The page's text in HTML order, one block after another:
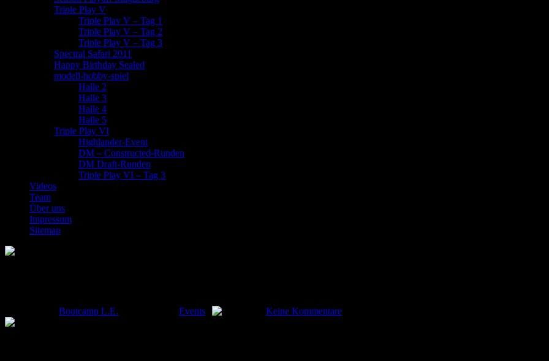
Triple Play V
Triple Plav V – Tag 1
Triple Play V – Tag 2
Triple Play V – Tag 3
Spectral Safari 2011
Happy Birthday Sealed
modell-hobby-spiel
Halle 2
Halle 3
Halle 4
Halle 5
Triple Play VI
Highlander-Event
DM – Constructed-Runden
DM Draft-Runden
Triple Play VI – Tag 3
Videos
Team
Über uns
Impressum
Sitemap
Bootcamp L.E. Events Keine Kommentare